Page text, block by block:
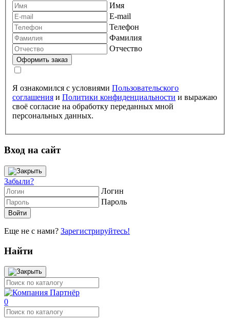
Имя
E-mail
Телефон
Фамилия
Отчество
Я ознакомился с условиями Пользовательского
соглашения и Политики конфиденциальности и выражаю
своё согласие на обработку переданных мной
персональных данных.
Вход на сайт
Забыли?
Логин
Пароль
Еще не с нами? Зарегистрируйтесь!
Найти
0